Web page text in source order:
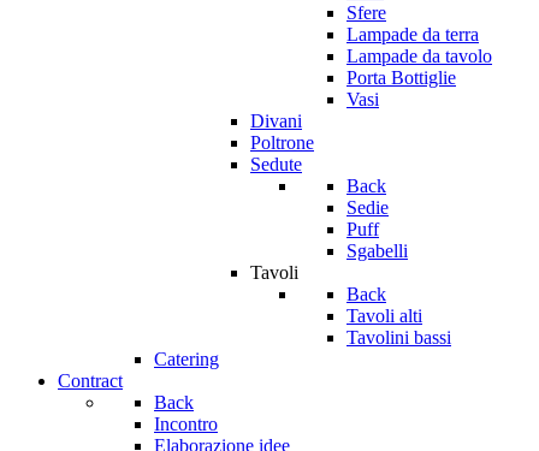
Sfere
Lampade da terra
Lampade da tavolo
Porta Bottiglie
Vasi
Divani
Poltrone
Sedute
Back
Sedie
Puff
Sgabelli
Tavoli
Back
Tavoli alti
Tavolini bassi
Catering
Contract
Back
Incontro
Elaborazione idee